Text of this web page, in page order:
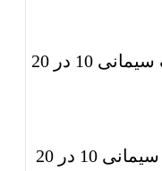
خرید اینترنتی بلوک سبک سیمانی 10 در 20
شرایط خرید بلوک سبک سیمانی 10 در 20